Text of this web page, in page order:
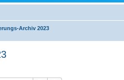
Archiv 2023